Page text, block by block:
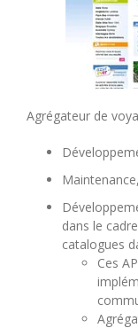
Agrégateur de
dans le
catalogues
Ces